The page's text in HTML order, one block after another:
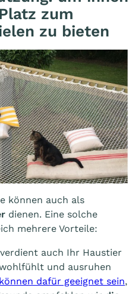
zum
zu bieten
können auch als
dienen. Eine solche
mehrere Vorteile:
auch Ihr Haustier
und ausruhen
dafür geeignet sein,